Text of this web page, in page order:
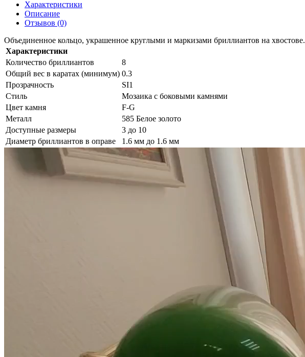
Характеристики
Описание
Отзывов (0)
Объединенное кольцо, украшенное круглыми и маркизами бриллиантов на хвостове.
Характеристики
Количество бриллиантов
8
Общий вес в каратах (минимум) 0.3
Прозрачность
SI1
Стиль
Мозаика с боковыми камнями
Цвет камня
F-G
Металл
585 Белое золото
Доступные размеры
3 до 10
Диаметр бриллиантов в оправе
1.6 мм до 1.6 мм